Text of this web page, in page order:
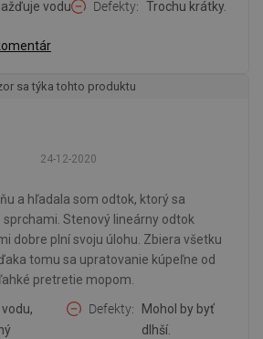
vodu Defekty Trochu krátky.
sa týka tohto produktu
24-12-2020
a hľadala som odtok, ktorý sa
sprchami. Stenový lineárny odtok
dobre plní svoju úlohu. Zbiera všetku
tomu sa upratovanie kúpeľne od
pretretie mopom.
Defekty
Mohol by byť
dlhší.